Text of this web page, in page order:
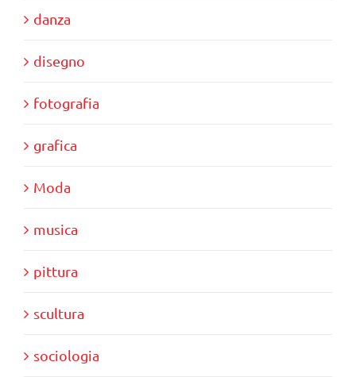
danza
disegno
fotografia
grafica
Moda
musica
pittura
scultura
sociologia